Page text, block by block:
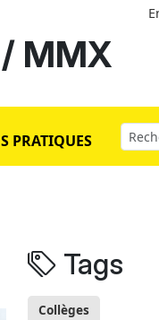
MMX
PRATIQUES
Tags
Collèges